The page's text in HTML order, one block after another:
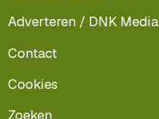
Adverteren / DNK Media
Contact
Cookies
Zoeken